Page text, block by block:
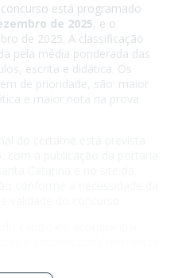
está programado
de 2025, e o
de 2025. A classificação
pela média ponderada das
escrita e didática. Os
de prioridade, são: maior
e maior nota na prova